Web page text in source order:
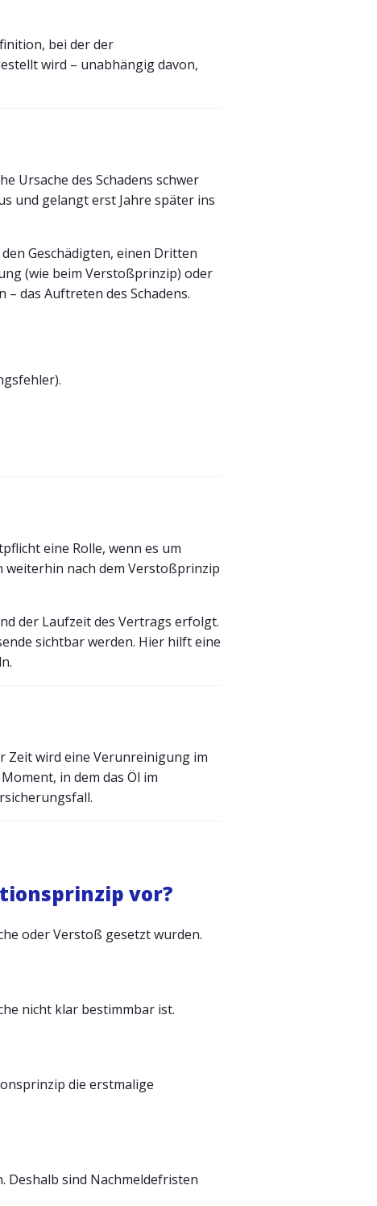
bei der der
wird – unabhängig davon,
Ursache des Schadens schwer
und gelangt erst Jahre später ins
Geschädigten, einen Dritten
(wie beim Verstoßprinzip) oder
das Auftreten des Schadens.
eine Rolle, wenn es um
weiterhin nach dem Verstoßprinzip
der Laufzeit des Vertrags erfolgt.
sichtbar werden. Hier hilft eine
Zeit wird eine Verunreinigung im
in dem das Öl im
vor?
oder Verstoß gesetzt wurden.
nicht klar bestimmbar ist.
die erstmalige
Deshalb sind Nachmeldefristen